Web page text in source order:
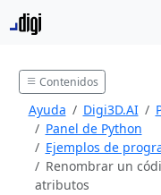
Contenidos
Ayuda Digi3D.AI
Panel de Python
Ejemplos de
Renombrar un
atributos